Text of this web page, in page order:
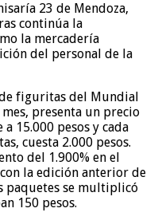
23 de Mendoza,
continúa la
la mercadería
del personal de la
figuritas del Mundial
presenta un precio
15.000 pesos y cada
cuesta 2.000 pesos.
del 1.900% en el
la edición anterior de
paquetes se multiplicó
150 pesos.